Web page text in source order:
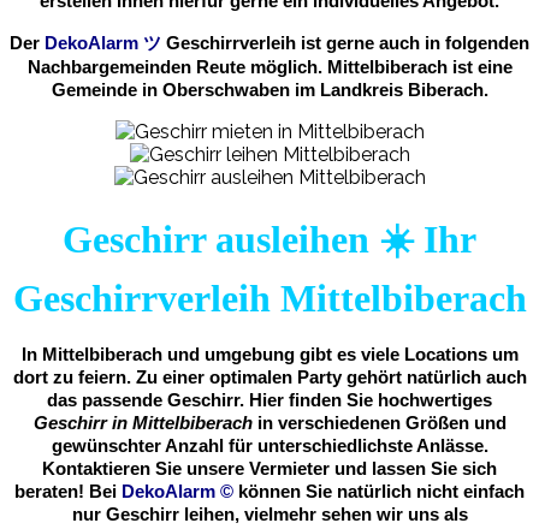
Der DekoAlarm ツ Geschirrverleih ist gerne auch in folgenden
Nachbargemeinden Reute möglich. Mittelbiberach ist eine
Gemeinde in Oberschwaben im Landkreis Biberach.
Geschirr ausleihen ☀️ Ihr
Geschirrverleih Mittelbiberach
In Mittelbiberach und umgebung gibt es viele Locations um
dort zu feiern. Zu einer optimalen Party gehört natürlich auch
das passende Geschirr. Hier finden Sie hochwertiges
Geschirr in Mittelbiberachin verschiedenen Größen und
gewünschter Anzahl für unterschiedlichste Anlässe.
Kontaktieren Sie unsere Vermieter und lassen Sie sich
beraten! Bei DekoAlarm © können Sie natürlich nicht einfach
nur Geschirr leihen, vielmehr sehen wir uns als